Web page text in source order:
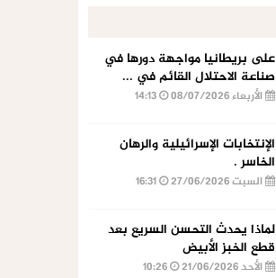
على بريطانيا مواجهة دورها في
صناعة الاحتلال القائم في ...
الأربعاء 08/07/2026
الإنتخابات الإسرائيلية والرهان
الخاسر .
السبت 27/06/2026
لماذا يحدث التحسن السريع بعد
قطع الخبز الأبيض
الأحد 21/06/2026